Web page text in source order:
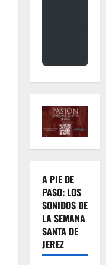
A PIE DE
PASO: LOS
SONIDOS DE
LA SEMANA
SANTA DE
JEREZ